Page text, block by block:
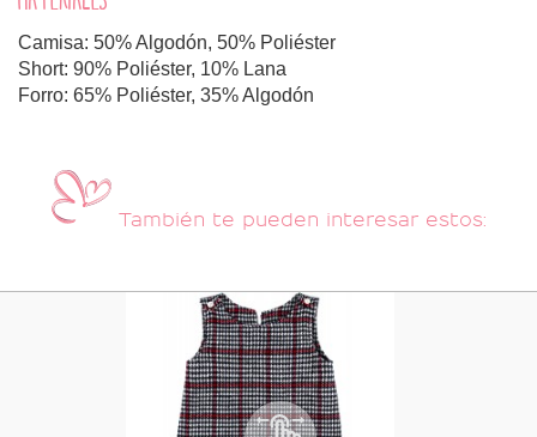
Camisa: 50% Algodón, 50% Poliéster
Short: 90% Poliéster, 10% Lana
Forro: 65% Poliéster, 35% Algodón
También te pueden interesar estos: